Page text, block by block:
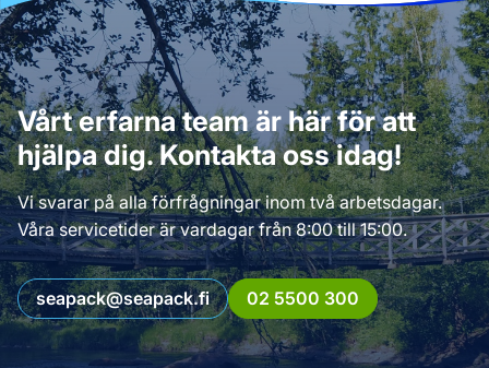
Vårt erfarna team är här för att
hjälpa dig. Kontakta oss idag!
Vi svarar på alla förfrågningar inom två arbetsdagar.
Våra servicetider är vardagar från 8:00 till 15:00.
seapack@seapack.fi 02 5500 300